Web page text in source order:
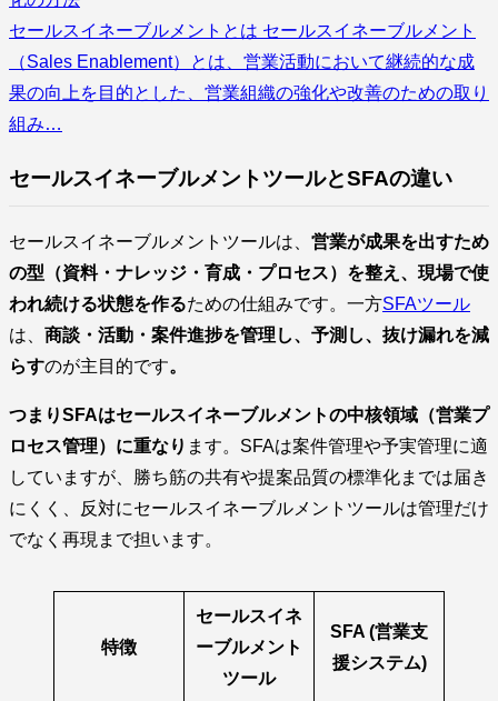
セールスイネーブルメントとは セールスイネーブルメント
（Sales Enablement）とは、営業活動において継続的な成
果の向上を目的とした、営業組織の強化や改善のための取り
組み…
セールスイネーブルメントツールとSFAの違い
セールスイネーブルメントツールは、 営業が成果を出すため
の型（資料・ナレッジ・育成・プロセス）を整え、現場で使
われ続ける状態を作るための仕組みです。一方SFAツール
は、 商談・活動・案件進捗を管理し、予測し、抜け漏れを減
らすのが主目的です。
つまりSFAはセールスイネーブルメントの中核領域（営業プ
ロセス管理）に重なり ます。SFAは案件管理や予実管理に適
していますが、勝ち筋の共有や提案品質の標準化までは届き
にくく、反対にセールスイネーブルメントツールは管理だけ
でなく再現まで担います。
特徴
セールスイネ
ーブルメント
ツール
SFA (営業支
援システム)